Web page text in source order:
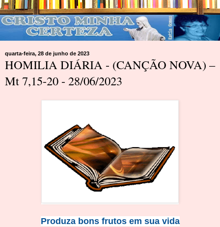
quarta-feira, 28 de junho de 2023
HOMILIA DIÁRIA - (CANÇÃO NOVA) –
Mt 7,15-20 - 28/06/2023
Produza bons frutos em sua vida